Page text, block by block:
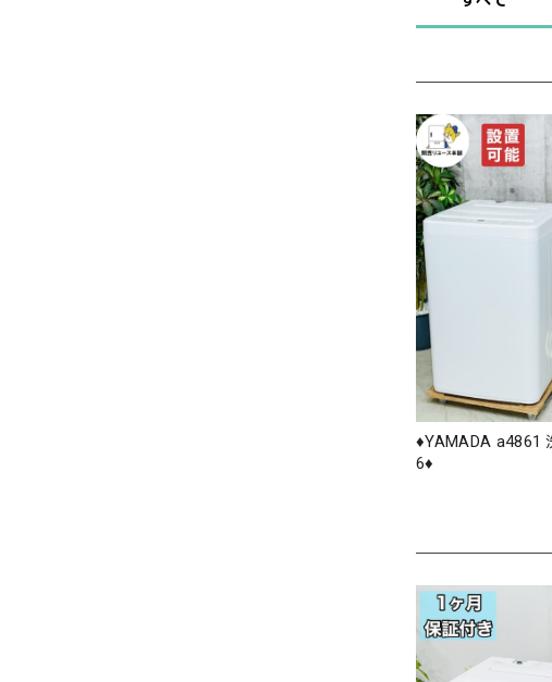
♦️YAMADA a4861
6♦️